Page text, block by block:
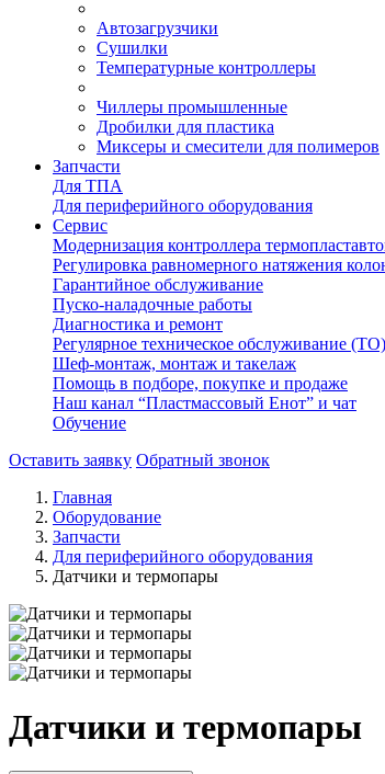
Автозагрузчики
Сушилки
Температурные контроллеры
Чиллеры промышленные
Дробилки для пластика
Миксеры и смесители для полимеров
Запчасти
Для ТПА
Для периферийного оборудования
Сервис
Модернизация контроллера
Регулировка равномерного натяжения
Гарантийное обслуживание
Пуско-наладочные работы
Диагностика и ремонт
Регулярное техническое обслуживание (ТО)
Шеф-монтаж, монтаж и такелаж
Помощь в подборе, покупке и продаже
Наш канал “Пластмассовый Енот” и чат
Обучение
Оставить заявку Обратный звонок
Главная
Оборудование
Запчасти
Для периферийного оборудования
Датчики и термопары
Датчики и термопары